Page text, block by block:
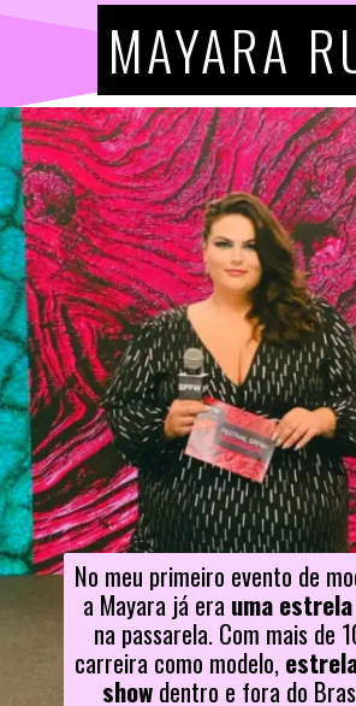
MAYARA
MAYARA
No meu primeiro evento de
a Mayara já era uma
na passarela. Com mais de
carreira como modelo,
show